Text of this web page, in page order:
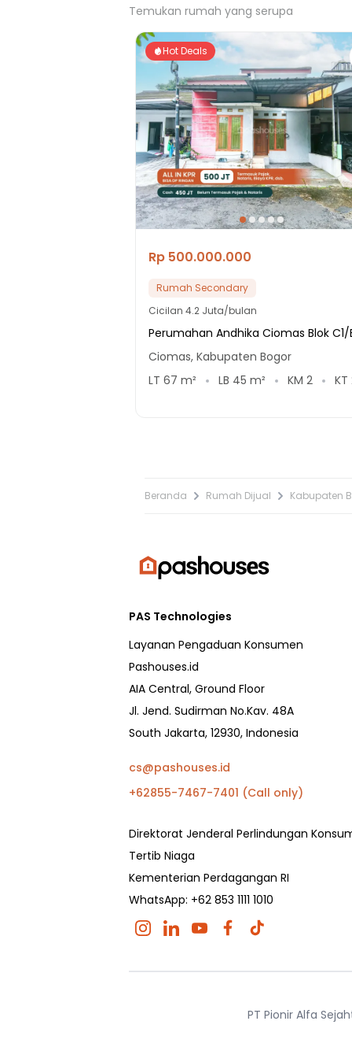
Temukan rumah yang serupa
Hot Deals
Rp 500.000.000
Rumah Secondary
Cicilan 4.2 Juta/bulan
Perumahan Andhika Ciomas Blok C1/
Ciomas, Kabupaten Bogor
LT 67 m² LB 45 m² KM 2 KT
Beranda Rumah Dijual Kabupaten
PAS Technologies
Layanan Pengaduan Konsumen
Pashouses.id
AIA Central, Ground Floor
Jl. Jend. Sudirman No.Kav. 48A
South Jakarta, 12930, Indonesia
cs@pashouses.id
+62855-7467-7401 (Call only)
Direktorat Jenderal Perlindungan
Tertib Niaga
Kementerian Perdagangan RI
WhatsApp: +62 853 1111 1010
PT Pionir Alfa